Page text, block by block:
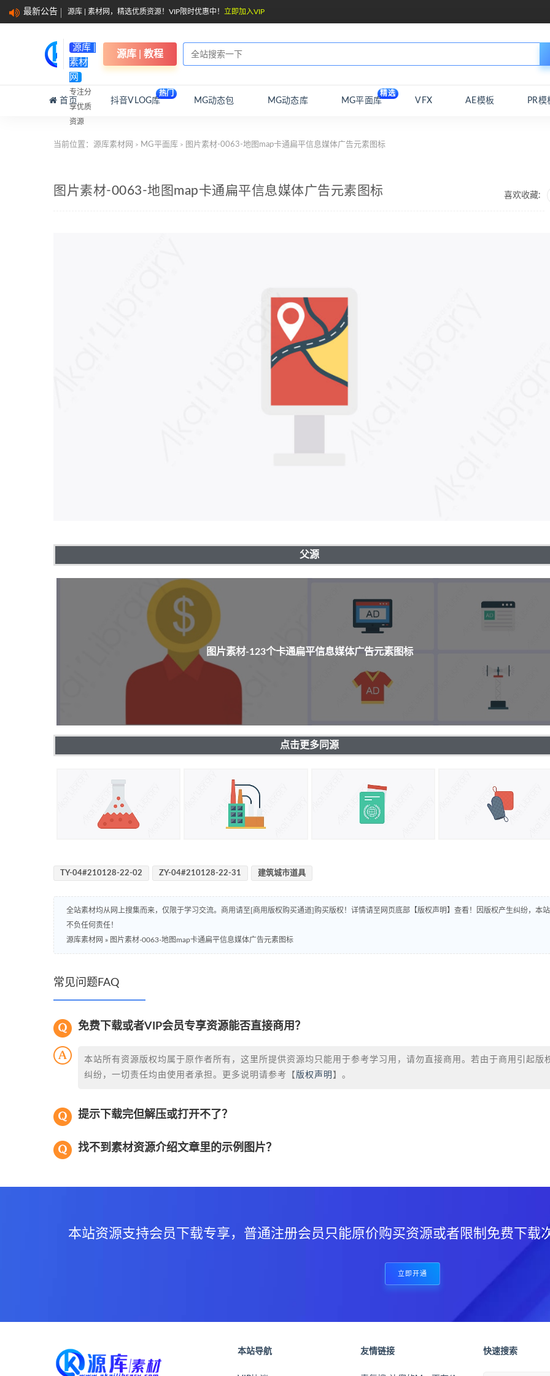
最新公告 源库 | 素材网，精选优质资源！VIP限时优惠中！ 立即加入VIP
源库 |
素材
网
专注分
享优质
资源
源库 | 教程
首页 抖音VLOG库
热门
MG动态包 MG动态库 MG平面库
精选
VFX AE模板 PR模
当前位置： 源库素材网 > MG平面库 > 图片素材-0063-地图map卡通扁平信息媒体广告元素图标
喜欢收藏:
图片素材-0063-地图map卡通扁平信息媒体广告元素图标
父源
图片素材-123个卡通扁平信息媒体广告元素图标
点击更多同源
TY-04#210128-22-02 ZY-04#210128-22-31 建筑城市道具
全站素材均从网上搜集而来，仅限于学习交流。商用请至[商用版权购买通道]购买版权！详情请至网页底部【版权声明】查看！因版权产生纠纷，本站
不负任何责任！
源库素材网 » 图片素材-0063-地图map卡通扁平信息媒体广告元素图标
常见问题FAQ
免费下载或者VIP会员专享资源能否直接商用？
本站所有资源版权均属于原作者所有，这里所提供资源均只能用于参考学习用，请勿直接商用。若由于商用引起版
纠纷，一切责任均由使用者承担。更多说明请参考【 版权声明 】。
提示下载完但解压或打开不了？
找不到素材资源介绍文章里的示例图片？
本站资源支持会员下载专享，普通注册会员只能原价购买资源或者限制免费下载
立即开通
本站导航 友情链接 快速搜索